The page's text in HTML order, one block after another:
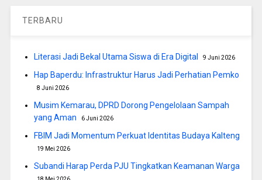
TERBARU
Literasi Jadi Bekal Utama Siswa di Era Digital 9 Juni 2026
Hap Baperdu: Infrastruktur Harus Jadi Perhatian Pemko
8 Juni 2026
Musim Kemarau, DPRD Dorong Pengelolaan Sampah
yang Aman
6 Juni 2026
FBIM Jadi Momentum Perkuat Identitas Budaya Kalteng
19 Mei 2026
Subandi Harap Perda PJU Tingkatkan Keamanan Warga